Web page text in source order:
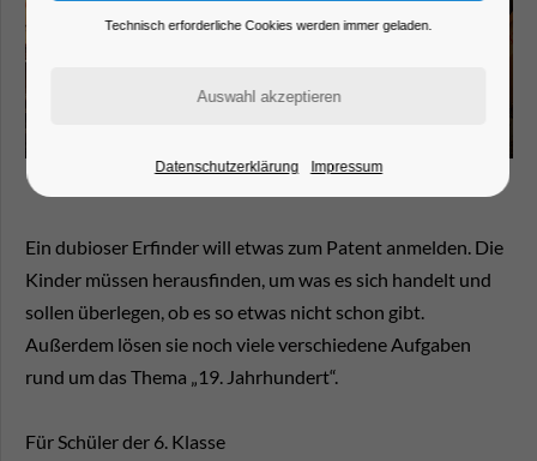
Ein dubioser Erfinder will etwas zum Patent anmelden. Die
Kinder müssen herausfinden, um was es sich handelt und
sollen überlegen, ob es so etwas nicht schon gibt.
Außerdem lösen sie noch viele verschiedene Aufgaben
rund um das Thema „19. Jahrhundert“.
Für Schüler der 6. Klasse
Technisch erforderliche Cookies werden immer geladen.
Datenschutzerklärung Impressum